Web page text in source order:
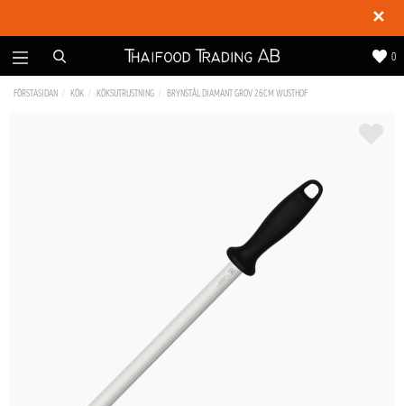
✕
0
FÖRSTASIDAN KÖK KÖKSUTRUSTNING BRYNSTÅL DIAMANT GROV 26CM WUSTHOF